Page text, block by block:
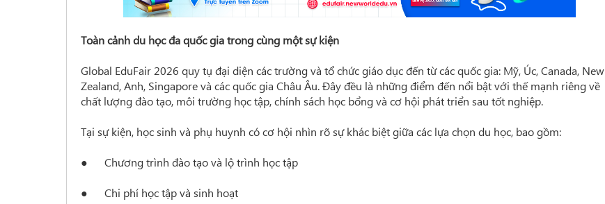
Toàn cảnh du học đa quốc gia trong cùng một sự kiện
Global EduFair 2026 quy tụ đại diện các trường và tổ chức giáo dục đến từ các quốc gia: Mỹ, Úc, Canada, New
Zealand, Anh, Singapore và các quốc gia Châu Âu. Đây đều là những điểm đến nổi bật với thế mạnh riêng về
chất lượng đào tạo, môi trường học tập, chính sách học bổng và cơ hội phát triển sau tốt nghiệp.
Tại sự kiện, học sinh và phụ huynh có cơ hội nhìn rõ sự khác biệt giữa các lựa chọn du học, bao gồm:
● Chương trình đào tạo và lộ trình học tập
● Chi phí học tập và sinh hoạt